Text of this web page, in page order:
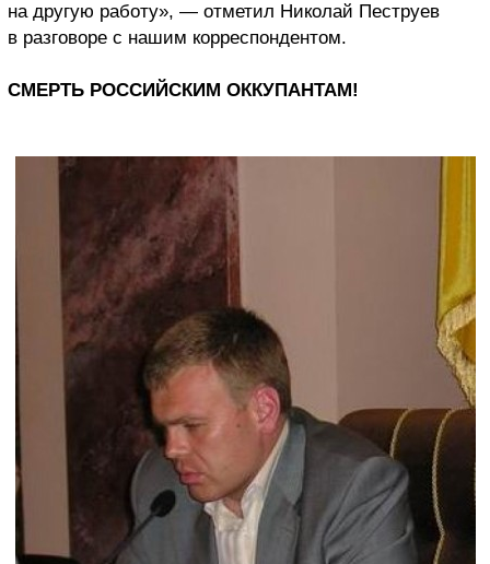
на другую работу», — отметил Николай Пеструев
в разговоре с нашим корреспондентом.
СМЕРТЬ РОССИЙСКИМ ОККУПАНТАМ!